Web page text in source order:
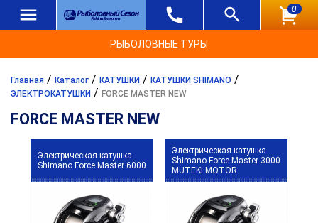
0
РЫБОЛОВНЫЕ ТУРЫ
Главная / Каталог / КАТУШКИ / КАТУШКИ SHIMANO /
ЭЛЕКТРОКАТУШКИ / FORCE MASTER NEW
FORCE MASTER NEW
Электрическая катушка
Shimano Force Master 6000
Электрическая катушка
Shimano Force Master 3000
MUTEKI MOTOR